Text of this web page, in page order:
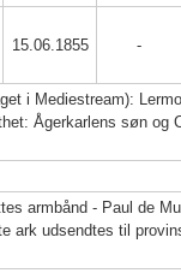
15.06.1855 -
i Mediestream):
Ågerkarlens søn og
armbånd - Paul de
ark udsendtes til